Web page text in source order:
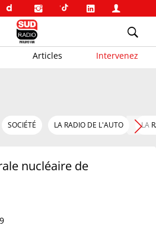
Articles Intervenez
SOCIÉTÉ LA RADIO DE L'AUTO LA
nucléaire de